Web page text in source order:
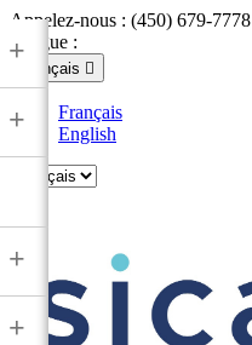
Appelez-nous : (450) 679-7778
Langue :
Français 
Français
English
+
+
+
+